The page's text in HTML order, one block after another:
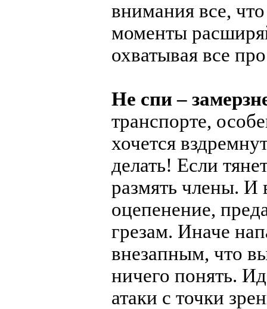
внимания все,
моменты
охватывая все
Не спи –
транспорте,
хочется
делать! Если
размять члены. И
оцепенение,
грезам. Иначе
внезапным, что
ничего понять.
атаки с точки